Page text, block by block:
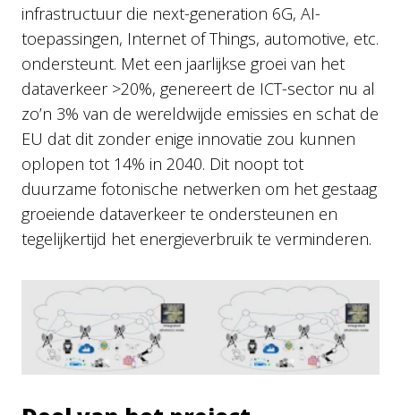
infrastructuur die next-generation 6G, AI-
toepassingen, Internet of Things, automotive, etc.
ondersteunt. Met een jaarlijkse groei van het
dataverkeer >20%, genereert de ICT-sector nu al
zo’n 3% van de wereldwijde emissies en schat de
EU dat dit zonder enige innovatie zou kunnen
oplopen tot 14% in 2040. Dit noopt tot
duurzame fotonische netwerken om het gestaag
groeiende dataverkeer te ondersteunen en
tegelijkertijd het energieverbruik te verminderen.